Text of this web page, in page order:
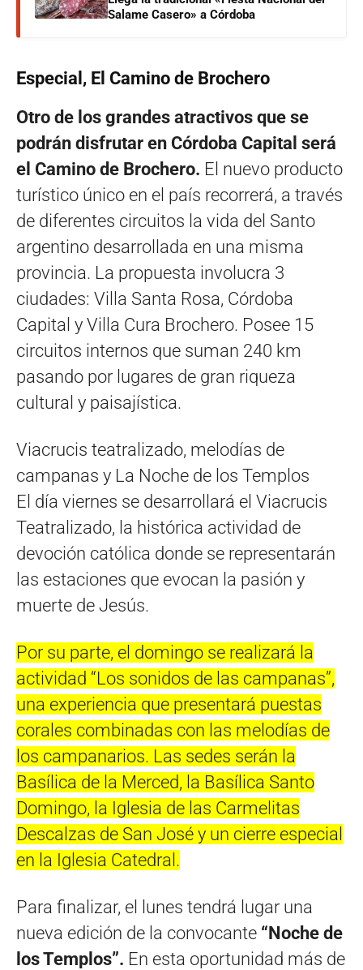
Salame Casero» a Córdoba
Especial, El Camino de Brochero
Otro de los grandes atractivos que se
podrán disfrutar en Córdoba Capital será
el Camino de Brochero. El nuevo producto
turístico único en el país recorrerá, a través
de diferentes circuitos la vida del Santo
argentino desarrollada en una misma
provincia. La propuesta involucra 3
ciudades: Villa Santa Rosa, Córdoba
Capital y Villa Cura Brochero. Posee 15
circuitos internos que suman 240 km
pasando por lugares de gran riqueza
cultural y paisajística.
Viacrucis teatralizado, melodías de
campanas y La Noche de los Templos
El día viernes se desarrollará el Viacrucis
Teatralizado, la histórica actividad de
devoción católica donde se representarán
las estaciones que evocan la pasión y
muerte de Jesús.
Por su parte, el domingo se realizará la
actividad “Los sonidos de las campanas”,
una experiencia que presentará puestas
corales combinadas con las melodías de
los campanarios. Las sedes serán la
Basílica de la Merced, la Basílica Santo
Domingo, la Iglesia de las Carmelitas
Descalzas de San José y un cierre especial
en la Iglesia Catedral.
Para finalizar, el lunes tendrá lugar una
nueva edición de la convocante “Noche de
los Templos”. En esta oportunidad más de